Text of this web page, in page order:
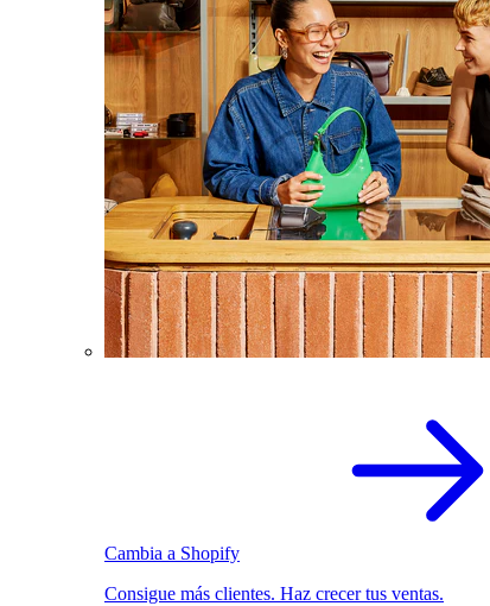
Cambia a Shopify
Consigue más clientes. Haz crecer tus ventas.